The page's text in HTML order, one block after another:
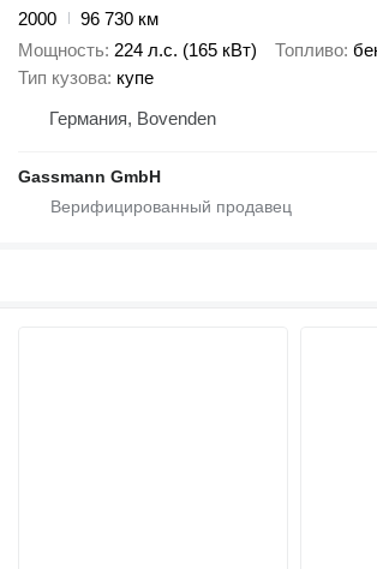
2000
96 730 км
Мощность 224 л.с. (165 кВт) Топливо
Тип кузова купе
Германия, Bovenden
Gassmann GmbH